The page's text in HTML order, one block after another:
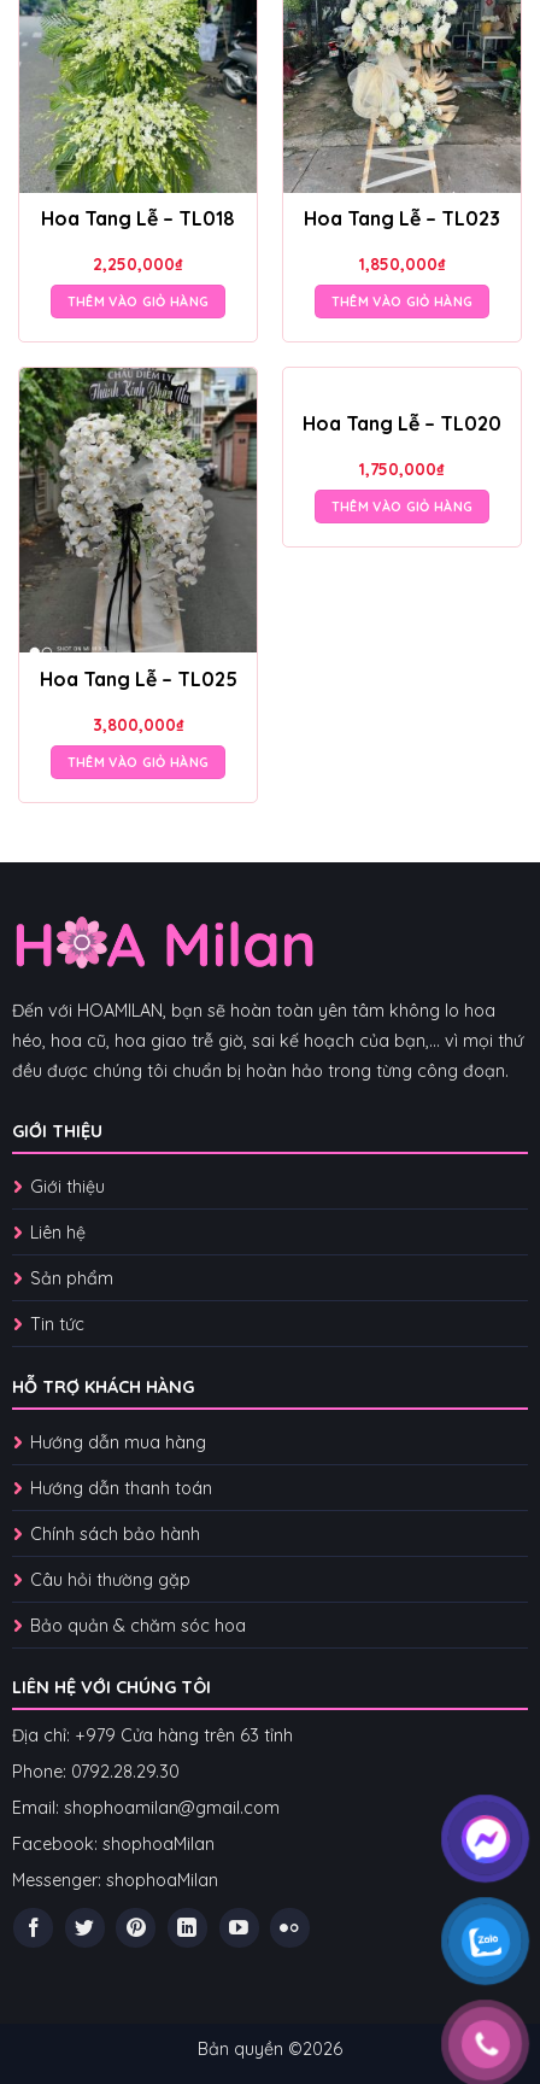
Hoa Tang Lễ – TL018
2,250,000₫
THÊM VÀO GIỎ HÀNG
Hoa Tang Lễ – TL023
1,850,000₫
THÊM VÀO GIỎ HÀNG
Hoa Tang Lễ – TL025
3,800,000₫
THÊM VÀO GIỎ HÀNG
Hoa Tang Lễ – TL020
1,750,000₫
THÊM VÀO GIỎ HÀNG
Đến với HOAMILAN, bạn sẽ hoàn toàn yên tâm không lo hoa
héo, hoa cũ, hoa giao trễ giờ, sai kế hoạch của bạn,... vì mọi thứ
đều được chúng tôi chuẩn bị hoàn hảo trong từng công đoạn.
GIỚI THIỆU
Giới thiệu
Liên hệ
Sản phẩm
Tin tức
HỖ TRỢ KHÁCH HÀNG
Hướng dẫn mua hàng
Hướng dẫn thanh toán
Chính sách bảo hành
Câu hỏi thường gặp
Bảo quản & chăm sóc hoa
LIÊN HỆ VỚI CHÚNG TÔI
Địa chỉ: +979 Cửa hàng trên 63 tỉnh
Phone: 0792.28.29.30
Email: shophoamilan@gmail.com
Facebook: shophoaMilan
Messenger: shophoaMilan
Bản quyền ©2026